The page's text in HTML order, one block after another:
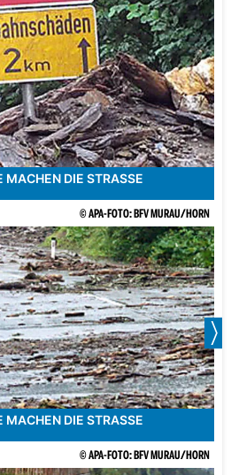
DIE STRASSE U
© APA-FOTO: BFV MURAU/HORN
DIE STRASSE U
© APA-FOTO: BFV MURAU/HORN